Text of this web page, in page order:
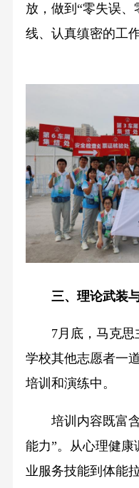
放，做到“零失误
线、认真缜密的工
三、理论武装
7月底，马克思
学校其他志愿者一
培训和演练中。
培训内容既富含
能力”。从心理健
业服务技能到体能